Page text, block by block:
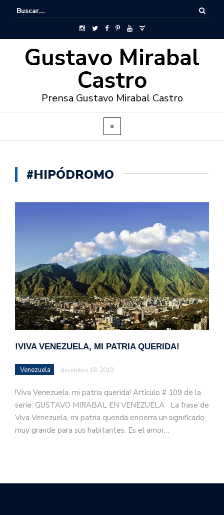
Gustavo Mirabal
Castro
Prensa Gustavo Mirabal Castro
#HIPÓDROMO
!VIVA VENEZUELA, MI PATRIA QUERIDA!
Venezuela diciembre 18, 2019
!Viva Venezuela, mi patria querida! Artículo # 109 de la
serie: GUSTAVO MIRABAL EN VENEZUELA La frase de
Viva Venezuela, mi patria querida encierra un significado
muy grande para sus habitantes. Es el amor…